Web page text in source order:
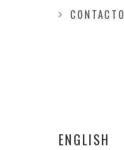
CONTACTO
ENGLISH